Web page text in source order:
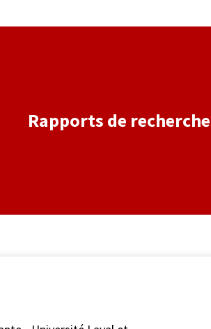
Rapports de recherche